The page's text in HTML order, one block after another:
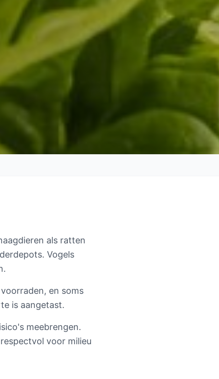
als ratten
Vogels
en soms
is aangetast.
meebrengen.
voor milieu